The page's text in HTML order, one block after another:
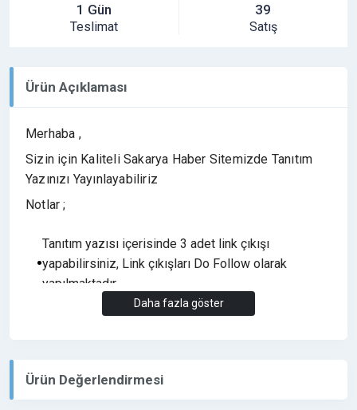
1 Gün
Teslimat
39
Satış
Ürün Açıklaması
Merhaba ,
Sizin için Kaliteli Sakarya Haber Sitemizde Tanıtım
Yazınızı Yayınlayabiliriz
Notlar ;
Tanıtım yazısı içerisinde 3 adet link çıkışı
yapabilirsiniz, Link çıkışları Do Follow olarak
yapılmaktadır.
Bahis, Medyum, 18+ vb. Yasa dışı olan sitelerin
eklenmiştir. Tanıtım yazıları her hangi bir sorun
olmadığı sürece bir kaç yıl yayında kalmaktadır.
Daha fazla göster
Ürün Değerlendirmesi